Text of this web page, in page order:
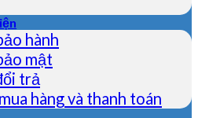
hành
mật
trả
hàng và thanh toán